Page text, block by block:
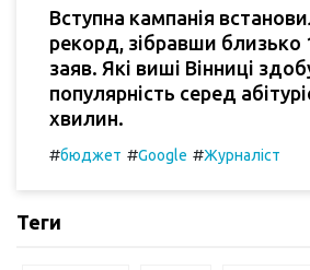
Вступна кампанія
рекорд, зібравши близько
заяв. Які виші Вінниці
популярність серед
хвилин.
#бюджет #Google #Журналіст
Теги